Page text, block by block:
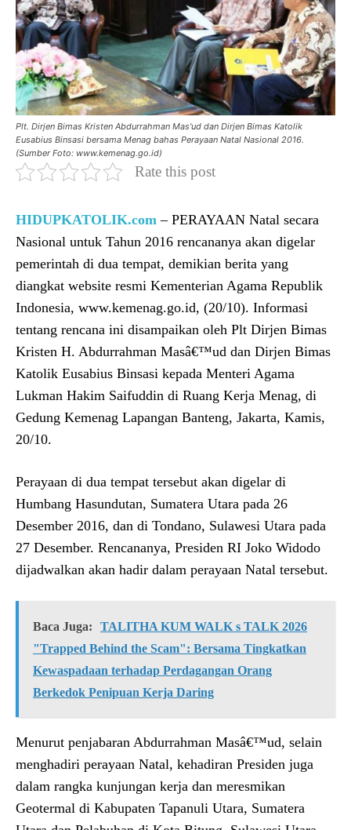
Plt. Dirjen Bimas Kristen Abdurrahman Mas'ud dan Dirjen Bimas Katolik
Eusabius Binsasi bersama Menag bahas Perayaan Natal Nasional 2016.
(Sumber Foto: www.kemenag.go.id)
Rate this post
HIDUPKATOLIK.com – PERAYAAN Natal secara
Nasional untuk Tahun 2016 rencananya akan digelar
pemerintah di dua tempat, demikian berita yang
diangkat website resmi Kementerian Agama Republik
Indonesia, www.kemenag.go.id, (20/10). Informasi
tentang rencana ini disampaikan oleh Plt Dirjen Bimas
Kristen H. Abdurrahman Masâ€™ud dan Dirjen Bimas
Katolik Eusabius Binsasi kepada Menteri Agama
Lukman Hakim Saifuddin di Ruang Kerja Menag, di
Gedung Kemenag Lapangan Banteng, Jakarta, Kamis,
20/10.
Perayaan di dua tempat tersebut akan digelar di
Humbang Hasundutan, Sumatera Utara pada 26
Desember 2016, dan di Tondano, Sulawesi Utara pada
27 Desember. Rencananya, Presiden RI Joko Widodo
dijadwalkan akan hadir dalam perayaan Natal tersebut.
Baca Juga:
TALITHA KUM WALK s TALK 2026
"Trapped Behind the Scam": Bersama Tingkatkan
Kewaspadaan terhadap Perdagangan Orang
Berkedok Penipuan Kerja Daring
Menurut penjabaran Abdurrahman Masâ€™ud, selain
menghadiri perayaan Natal, kehadiran Presiden juga
dalam rangka kunjungan kerja dan meresmikan
Geotermal di Kabupaten Tapanuli Utara, Sumatera